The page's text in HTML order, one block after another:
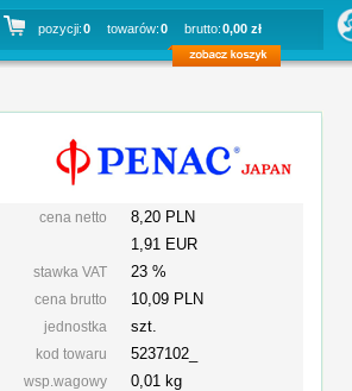
pozycji:0 towarów:0 brutto:0,00 zł
cena netto
8,20 PLN
1,91 EUR
stawka VAT 23 %
cena brutto 10,09 PLN
jednostka szt.
kod towaru 5237102_
wsp.wagowy 0,01 kg